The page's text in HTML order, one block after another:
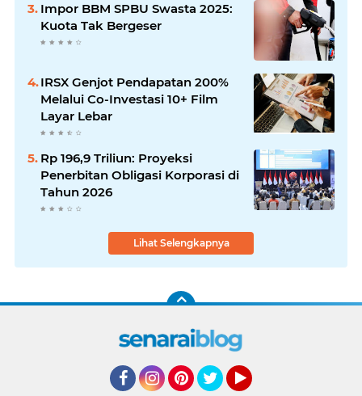
Impor BBM SPBU Swasta 2025:
Kuota Tak Bergeser
IRSX Genjot Pendapatan 200%
Melalui Co-Investasi 10+ Film
Layar Lebar
Rp 196,9 Triliun: Proyeksi
Penerbitan Obligasi Korporasi di
Tahun 2026
Lihat Selengkapnya